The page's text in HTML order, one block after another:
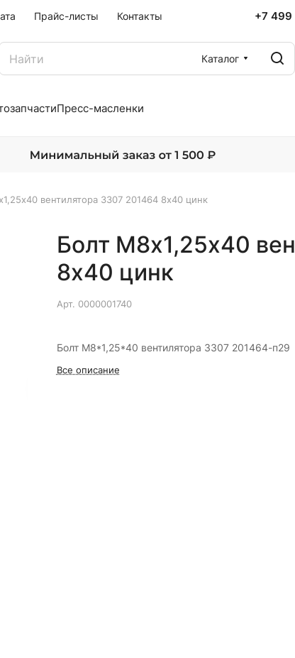
Прайс-листы Контакты +7 499
Каталог
Пресс-масленки
вентилятора 3307 201464 8х40 цинк
Болт М8х1,25х40
8х40 цинк
Арт. 0000001740
Болт М8*1,25*40 вентилятора 3307 201464-п29
Все описание